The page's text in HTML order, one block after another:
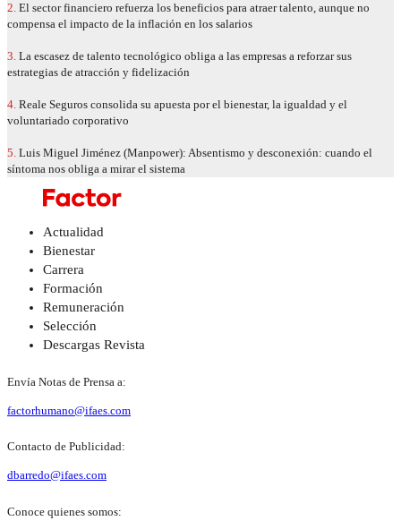
2. El sector financiero refuerza los beneficios para atraer talento, aunque no
compensa el impacto de la inflación en los salarios
3. La escasez de talento tecnológico obliga a las empresas a reforzar sus
estrategias de atracción y fidelización
4. Reale Seguros consolida su apuesta por el bienestar, la igualdad y el
voluntariado corporativo
5. Luis Miguel Jiménez (Manpower): Absentismo y desconexión: cuando el
síntoma nos obliga a mirar el sistema
Actualidad
Bienestar
Carrera
Formación
Remuneración
Selección
Descargas Revista
Envía Notas de Prensa a:
factorhumano@ifaes.com
Contacto de Publicidad:
dbarredo@ifaes.com
Conoce quienes somos: